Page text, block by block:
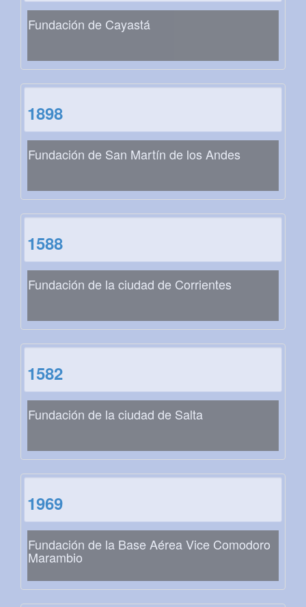
Fundación de Cayastá
1898
Fundación de San Martín de los Andes
1588
Fundación de la ciudad de Corrientes
1582
Fundación de la ciudad de Salta
1969
Fundación de la Base Aérea Vice Comodoro
Marambio